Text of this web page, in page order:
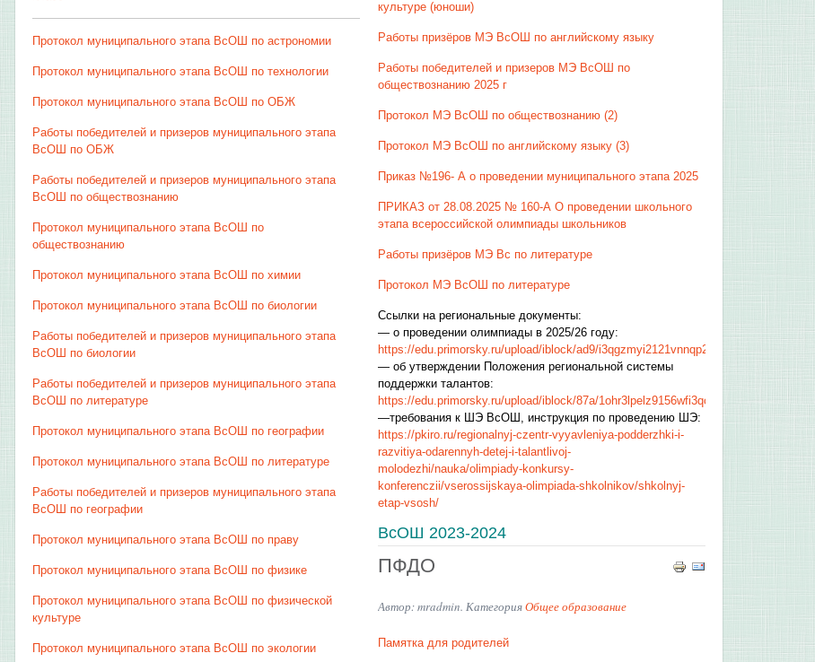
Протокол муниципального этапа ВсОШ по астрономии
Протокол муниципального этапа ВсОШ по технологии
Протокол муниципального этапа ВсОШ по ОБЖ
Работы победителей и призеров муниципального этапа
ВсОШ по ОБЖ
Работы победителей и призеров муниципального этапа
ВсОШ по обществознанию
Протокол муниципального этапа ВсОШ по
обществознанию
Протокол муниципального этапа ВсОШ по химии
Протокол муниципального этапа ВсОШ по биологии
Работы победителей и призеров муниципального этапа
ВсОШ по биологии
Работы победителей и призеров муниципального этапа
ВсОШ по литературе
Протокол муниципального этапа ВсОШ по географии
Протокол муниципального этапа ВсОШ по литературе
Работы победителей и призеров муниципального этапа
ВсОШ по географии
Протокол муниципального этапа ВсОШ по праву
Протокол муниципального этапа ВсОШ по физике
Протокол муниципального этапа ВсОШ по физической
культуре
Протокол муниципального этапа ВсОШ по экологии
культуре (юноши)
Работы призёров МЭ ВсОШ по английскому языку
Работы победителей и призеров МЭ ВсОШ по
обществознанию 2025 г
Протокол МЭ ВсОШ по обществознанию (2)
Протокол МЭ ВсОШ по английскому языку (3)
Приказ №196- А о проведении муниципального этапа 2025
ПРИКАЗ от 28.08.2025 № 160-А О проведении школьного
этапа всероссийской олимпиады школьников
Работы призёров МЭ Вс по литературе
Протокол МЭ ВсОШ по литературе
Ссылки на региональные документы:
— о проведении олимпиады в 2025/26 году:
https://edu.primorsky.ru/upload/iblock/ad9/i3qgzmyi2121vnnqp2l7ce957b8qyoz9.pdf
— об утверждении Положения региональной системы
поддержки талантов:
https://edu.primorsky.ru/upload/iblock/87a/1ohr3lpelz9156wfi3qc3nh52g3g27vv.pdf
—требования к ШЭ ВсОШ, инструкция по проведению ШЭ:
https://pkiro.ru/regionalnyj-czentr-vyyavleniya-podderzhki-i-
razvitiya-odarennyh-detej-i-talantlivoj-
molodezhi/nauka/olimpiady-konkursy-
konferenczii/vserossijskaya-olimpiada-shkolnikov/shkolnyj-
etap-vsosh/
ВсОШ 2023-2024
ПФДО
Автор: mradmin. КатегорияОбщее образование
Памятка для родителей